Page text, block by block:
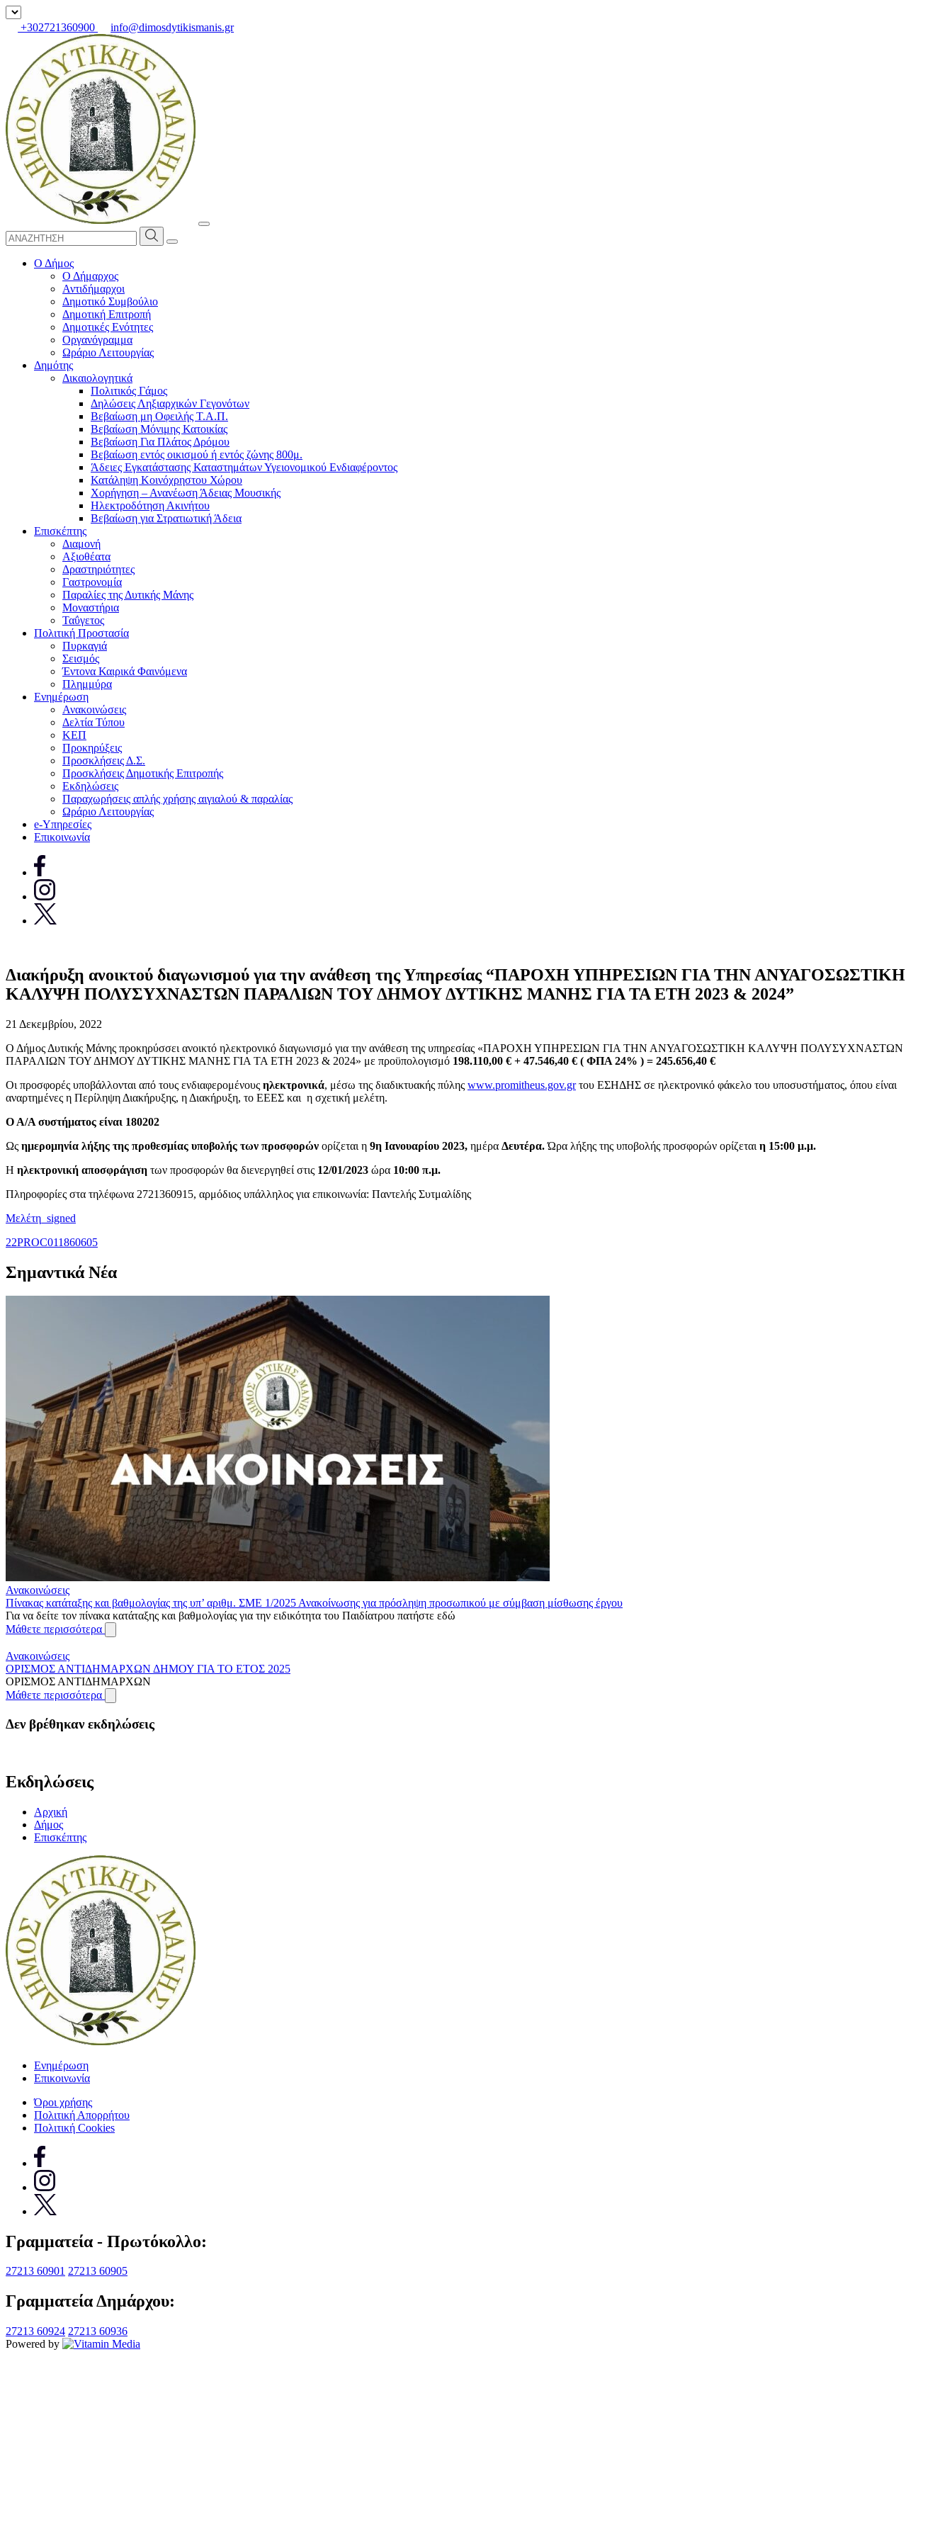
+302721360900 info@dimosdytikismanis.gr
Ο Δήμος
Ο Δήμαρχος
Αντιδήμαρχοι
Δημοτικό Συμβούλιο
Δημοτική Επιτροπή
Δημοτικές Ενότητες
Οργανόγραμμα
Ωράριο Λειτουργίας
Δημότης
Δικαιολογητικά
Πολιτικός Γάμος
Δηλώσεις Ληξιαρχικών Γεγονότων
Βεβαίωση μη Οφειλής Τ.Α.Π.
Βεβαίωση Μόνιμης Κατοικίας
Βεβαίωση Για Πλάτος Δρόμου
Βεβαίωση εντός οικισμού ή εντός ζώνης 800μ.
Άδειες Εγκατάστασης Καταστημάτων Υγειονομικού Ενδιαφέροντος
Κατάληψη Κοινόχρηστου Χώρου
Χορήγηση – Ανανέωση Άδειας Μουσικής
Ηλεκτροδότηση Ακινήτου
Βεβαίωση για Στρατιωτική Άδεια
Επισκέπτης
Διαμονή
Αξιοθέατα
Δραστηριότητες
Γαστρονομία
Παραλίες της Δυτικής Μάνης
Μοναστήρια
Ταΰγετος
Πολιτική Προστασία
Πυρκαγιά
Σεισμός
Έντονα Καιρικά Φαινόμενα
Πλημμύρα
Ενημέρωση
Ανακοινώσεις
Δελτία Τύπου
ΚΕΠ
Προκηρύξεις
Προσκλήσεις Δ.Σ.
Προσκλήσεις Δημοτικής Επιτροπής
Εκδηλώσεις
Παραχωρήσεις απλής χρήσης αιγιαλού & παραλίας
Ωράριο Λειτουργίας
e-Υπηρεσίες
Επικοινωνία
Διακήρυξη ανοικτού διαγωνισμού για την ανάθεση της Υπηρεσίας “ΠΑΡΟΧΗ ΥΠΗΡΕΣΙΩΝ ΓΙΑ ΤΗΝ ΑΝΥΑΓΟΣΩΣΤΙΚΗ
ΚΑΛΥΨΗ ΠΟΛΥΣΥΧΝΑΣΤΩΝ ΠΑΡΑΛΙΩΝ ΤΟΥ ΔΗΜΟΥ ΔΥΤΙΚΗΣ ΜΑΝΗΣ ΓΙΑ ΤΑ ΕΤΗ 2023 & 2024”
21 Δεκεμβρίου, 2022
Ο Δήμος Δυτικής Μάνης προκηρύσσει ανοικτό ηλεκτρονικό διαγωνισμό για την ανάθεση της υπηρεσίας «ΠΑΡΟΧΗ ΥΠΗΡΕΣΙΩΝ ΓΙΑ ΤΗΝ ΑΝΥΑΓΟΣΩΣΤΙΚΗ ΚΑΛΥΨΗ ΠΟΛΥΣΥΧΝΑΣΤΩΝ
ΠΑΡΑΛΙΩΝ ΤΟΥ ΔΗΜΟΥ ΔΥΤΙΚΗΣ ΜΑΝΗΣ ΓΙΑ ΤΑ ΕΤΗ 2023 & 2024» με προϋπολογισμό 198.110,00 € + 47.546,40 € ( ΦΠΑ 24% ) = 245.656,40 €
Οι προσφορές υποβάλλονται από τους ενδιαφερομένους ηλεκτρονικά, μέσω της διαδικτυακής πύλης www.promitheus.gov.grτου ΕΣΗΔΗΣ σε ηλεκτρονικό φάκελο του υποσυστήματος, όπου είναι
αναρτημένες η Περίληψη Διακήρυξης, η Διακήρυξη, το ΕΕΕΣ και η σχετική μελέτη.
Ο Α/Α συστήματος είναι 180202
Ως ημερομηνία λήξης της προθεσμίας υποβολής των προσφορών ορίζεται η 9η Ιανουαρίου 2023, ημέρα Δευτέρα.Ώρα λήξης της υποβολής προσφορών ορίζεται η 15:00 μ.μ.
Η ηλεκτρονική αποσφράγιση των προσφορών θα διενεργηθεί στις 12/01/2023 ώρα 10:00 π.μ.
Πληροφορίες στα τηλέφωνα 2721360915, αρμόδιος υπάλληλος για επικοινωνία: Παντελής Συτμαλίδης
Μελέτη_signed
22PROC011860605
Σημαντικά Νέα
Ανακοινώσεις
Πίνακας κατάταξης και βαθμολογίας της υπ’ αριθμ. ΣΜΕ 1/2025 Ανακοίνωσης για πρόσληψη προσωπικού με σύμβαση μίσθωσης έργου
Για να δείτε τον πίνακα κατάταξης και βαθμολογίας για την ειδικότητα του Παιδίατρου πατήστε εδώ
Μάθετε περισσότερα
Ανακοινώσεις
ΟΡΙΣΜΟΣ ΑΝΤΙΔΗΜΑΡΧΩΝ ΔΗΜΟΥ ΓΙΑ ΤΟ ΕΤΟΣ 2025
ΟΡΙΣΜΟΣ ΑΝΤΙΔΗΜΑΡΧΩΝ
Μάθετε περισσότερα
Δεν βρέθηκαν εκδηλώσεις
Εκδηλώσεις
Αρχική
Δήμος
Επισκέπτης
Ενημέρωση
Επικοινωνία
Όροι χρήσης
Πολιτική Απορρήτου
Πολιτική Cookies
Γραμματεία - Πρωτόκολλο:
27213 60901 27213 60905
Γραμματεία Δημάρχου:
27213 60924 27213 60936
Powered by